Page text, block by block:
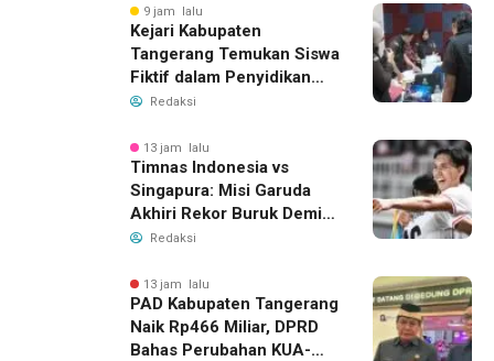
9 jam lalu
Kejari Kabupaten
Tangerang Temukan Siswa
Fiktif dalam Penyidikan
Dana BOP PKBM
Redaksi
13 jam lalu
Timnas Indonesia vs
Singapura: Misi Garuda
Akhiri Rekor Buruk Demi
Tiket Semifinal Piala AFF
Redaksi
13 jam lalu
PAD Kabupaten Tangerang
Naik Rp466 Miliar, DPRD
Bahas Perubahan KUA-